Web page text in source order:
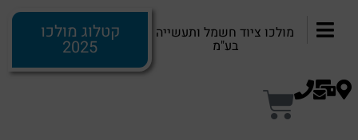
מולכו ציוד חשמל ותעשייה
בע"מ
קטלוג מולכו
2025